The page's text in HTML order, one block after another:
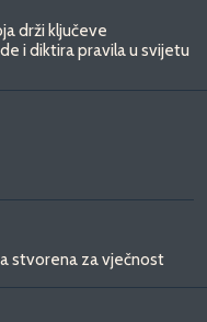
drži ključeve
i diktira pravila u svijetu
stvorena za vječnost